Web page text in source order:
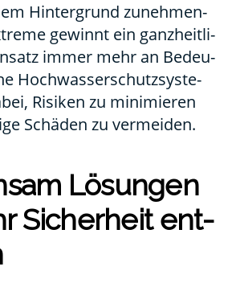
Hin­ter­grund zuneh­men­
gewinnt ein ganz­heit­li­
immer mehr an Bedeu­
Hoch­was­ser­schutz­sys­te­
Risi­ken zu mini­mie­ren
Schä­den zu ver­mei­den.
Lösun­gen
Sicher­heit ent­